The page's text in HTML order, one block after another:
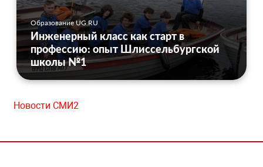
Образование UG.RU
Инженерный класс как старт в
профессию: опыт Шлиссельбургской
школы №1
Новости СМИ2